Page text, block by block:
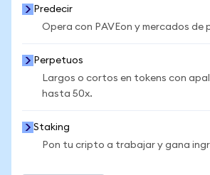
Predecir
Opera con PAVEon y mercados de
Perpetuos
Largos o cortos en tokens con
hasta 50x.
Staking
Pon tu cripto a trabajar y gana